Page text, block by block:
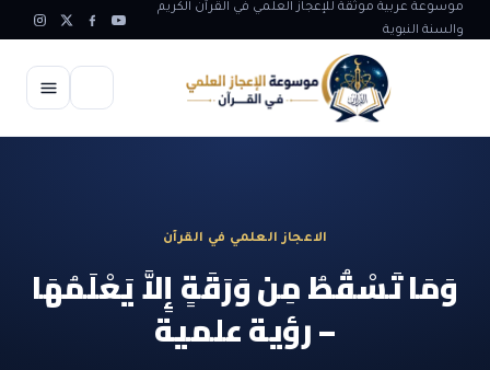
موسوعة عربية موثقة للإعجاز العلمي في القرآن الكريم
والسنة النبوية
الاعجاز الغيبي في القرآن
الاعجاز في علوم الفلك والفضاء
آيات الله في جسم الانسان
الاعجاز العلمي في القرآن
وَمَا تَسْقُطُ مِن وَرَقَةٍ إِلاَّ يَعْلَمُهَا
– رؤية علمية